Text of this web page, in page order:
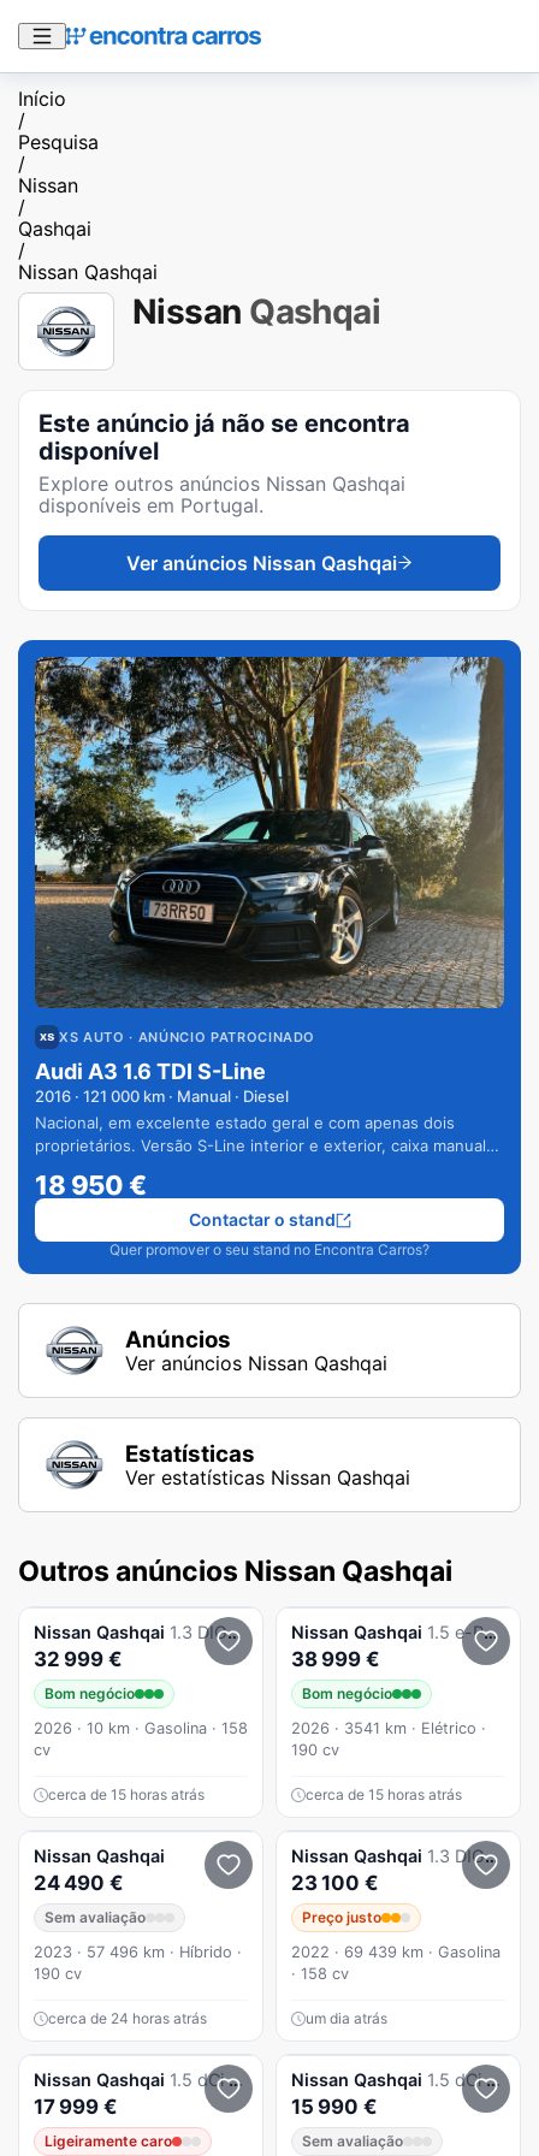
Início
/
Pesquisa
/
Nissan
/
Qashqai
/
Nissan Qashqai
Nissan Qashqai
Este anúncio já não se encontra
disponível
Explore outros anúncios Nissan Qashqai
disponíveis em Portugal.
Ver anúncios Nissan Qashqai
XS AUTO · ANÚNCIO PATROCINADO
Audi A3 1.6 TDI S-Line
2016 · 121 000 km · Manual · Diesel
Nacional, em excelente estado geral e com apenas dois
proprietários. Versão S-Line interior e exterior, caixa manual
18 950€
Quer promover o seu stand no Encontra Carros?
Contactar o stand
Anúncios
Ver anúncios Nissan Qashqai
Estatísticas
Ver estatísticas Nissan Qashqai
Outros anúncios Nissan Qashqai
Nissan Qashqai 1.3 DIG-T N-Connecta LED Xtronic
32 999 €
Bom negócio
2026 · 10 km · Gasolina · 158
cv
cerca de 15 horas atrás
Nissan Qashqai 1.5 e-Power Evolve
38 999 €
Bom negócio
2026 · 3541 km · Elétrico ·
190 cv
cerca de 15 horas atrás
Nissan Qashqai
24 490 €
Sem avaliação
2023 · 57 496 km · Híbrido ·
190 cv
cerca de 24 horas atrás
Nissan Qashqai 1.3 DIG-T N-Connecta Xtronic
23 100 €
Preço justo
2022 · 69 439 km · Gasolina
· 158 cv
um dia atrás
Nissan Qashqai 1.5 dCi N-Connecta
17 999 €
Ligeiramente caro
Nissan Qashqai 1.5 dCi Tekna Premium
15 990 €
Sem avaliação